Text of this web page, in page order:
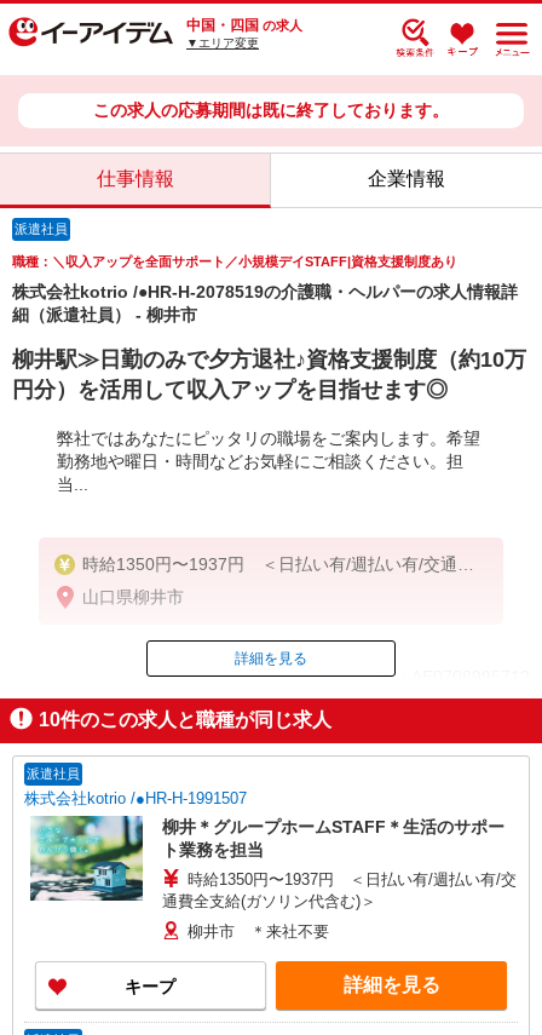
中国・四国 の求人
▼エリア変更
この求人の応募期間は既に終了しております。
仕事情報 企業情報
派遣社員
職種：＼収入アップを全面サポート／小規模デイSTAFF|資格支援制度あり
株式会社kotrio /●HR-H-2078519の介護職・ヘルパーの求人情報詳
細（派遣社員） - 柳井市
柳井駅≫日勤のみで夕方退社♪資格支援制度（約10万
円分）を活用して収入アップを目指せます◎
弊社ではあなたにピッタリの職場をご案内します。希望
勤務地や曜日・時間などお気軽にご相談ください。担
当...
時給1350円〜1937円 ＜日払い有/週払い有/交通費
全支給(ガソリン代含む)＞
山口県柳井市
ID：AE0708995712
掲載期間終了
詳細を見る
10件のこの求人と職種が同じ求人
派遣社員
株式会社kotrio /●HR-H-1991507
柳井＊グループホームSTAFF＊生活のサポー
ト業務を担当
時給1350円〜1937円 ＜日払い有/週払い有/交
通費全支給(ガソリン代含む)＞
柳井市 ＊来社不要
キープ 詳細を見る